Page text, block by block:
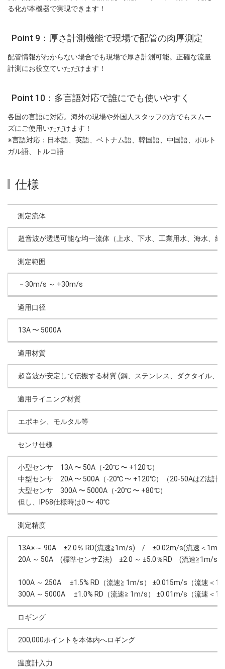
る化が本機器で実現できます！
Point 9：厚さ計測機能で現場で配管の肉厚測定
配管情報がわからない場合でも現場で厚さ計測可能。正確な流量
計測にお役立ていただけます！
Point 10：多言語対応で誰にでも使いやすく
各国の言語に対応。海外の現場や外国人スタッフの方でもスムー
ズにご使用いただけます！
※言語対応：日本語、英語、ベトナム語、韓国語、中国語、ポルト
ガル語、トルコ語
仕様
測定流体
超音波が透過可能な均一流体（上水、下水、工業用水、海水、純
測定範囲
－30m/s ～ +30m/s
適用口径
13A 〜 5000A
適用材質
超音波が安定して伝搬する材質 (鋼、ステンレス、ダクタイル、
適用ライニング材質
エポキシ、モルタル等
センサ仕様
小型センサ 13A 〜 50A（-20℃ 〜 +120℃）
中型センサ 20A 〜 500A（-20℃ 〜 +120℃）（20-50AはZ法計
大型センサ 300A 〜 5000A（-20℃ 〜 +80℃）
但し、IP68仕様時は0 〜 40℃
測定精度
13A※～ 90A ±2.0％ RD(流速≧1m/s) / ±0.02m/s(流速＜1m/
20A ～ 50A (標準センサZ法) ±2.0 ～ ±5.0％RD (流速
100A ～ 250A ±1.5% RD（流速≧ 1m/s） ±0.015m/s（流速＜
300A ～ 5000A ±1.0% RD（流速≧ 1m/s） ±0.01m/s（流速＜
ロギング
200,000ポイントを本体内へロギング
温度計入力